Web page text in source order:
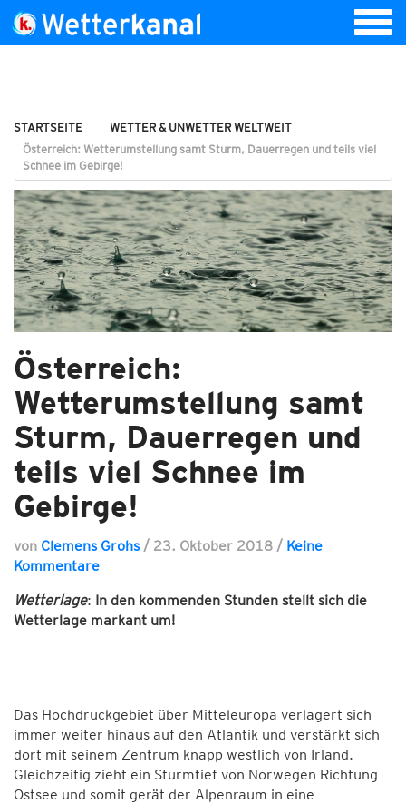
STARTSEITE
WETTER & UNWETTER WELTWEIT
Österreich: Wetterumstellung samt Sturm, Dauerregen und teils viel
Schnee im Gebirge!
Österreich:
Wetterumstellung samt
Sturm, Dauerregen und
teils viel Schnee im
Gebirge!
von Clemens Grohs / 23. Oktober 2018 / Keine
Kommentare
Wetterlage: In den kommenden Stunden stellt sich die
Wetterlage markant um!
Das Hochdruckgebiet über Mitteleuropa verlagert sich
immer weiter hinaus auf den Atlantik und verstärkt sich
dort mit seinem Zentrum knapp westlich von Irland.
Gleichzeitig zieht ein Sturmtief von Norwegen Richtung
Ostsee und somit gerät der Alpenraum in eine